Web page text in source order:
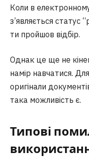
Коли в
з’являється статус
ти пройшов відбір.
Однак це ще не
намір навчатися.
оригінали
така можливість є.
Типові